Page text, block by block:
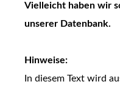
Vielleicht haben wir
unserer Datenbank.
Hinweise:
In diesem Text wird